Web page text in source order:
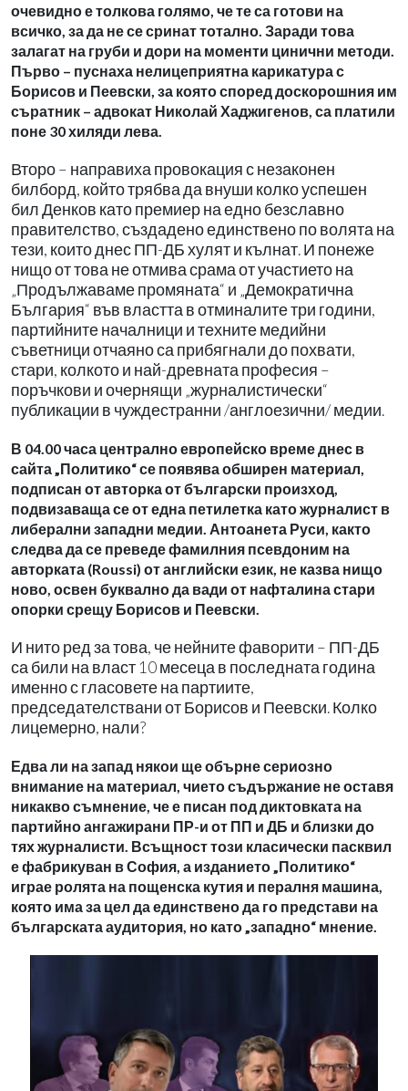
очевидно е толкова голямо, че те са готови на
всичко, за да не се сринат тотално. Заради това
залагат на груби и дори на моменти цинични методи.
Първо – пуснаха нелицеприятна карикатура с
Борисов и Пеевски, за която според доскорошния им
съратник – адвокат Николай Хаджигенов, са платили
поне 30 хиляди лева.
Второ – направиха провокация с незаконен
билборд, който трябва да внуши колко успешен
бил Денков като премиер на едно безславно
правителство, създадено единствено по волята на
тези, които днес ПП-ДБ хулят и кълнат. И понеже
нищо от това не отмива срама от участието на
„Продължаваме промяната“ и „Демократична
България“ във властта в отминалите три години,
партийните началници и техните медийни
съветници отчаяно са прибягнали до похвати,
стари, колкото и най-древната професия –
поръчкови и очернящи „журналистически“
публикации в чуждестранни /англоезични/ медии.
В 04.00 часа централно европейско време днес в
сайта „Политико“ се появява обширен материал,
подписан от авторка от български произход,
подвизаваща се от една петилетка като журналист в
либерални западни медии. Антоанета Руси, както
следва да се преведе фамилния псевдоним на
авторката (Roussi) от английски език, не казва нищо
ново, освен буквално да вади от нафталина стари
опорки срещу Борисов и Пеевски.
И нито ред за това, че нейните фаворити – ПП-ДБ
са били на власт 10 месеца в последната година
именно с гласовете на партиите,
председателствани от Борисов и Пеевски. Колко
лицемерно, нали?
Едва ли на запад някои ще обърне сериозно
внимание на материал, чието съдържание не оставя
никакво съмнение, че е писан под диктовката на
партийно ангажирани ПР-и от ПП и ДБ и близки до
тях журналисти. Всъщност този класически пасквил
е фабрикуван в София, а изданието „Политико“
играе ролята на пощенска кутия и пералня машина,
която има за цел да единствено да го представи на
българската аудитория, но като „западно“ мнение.